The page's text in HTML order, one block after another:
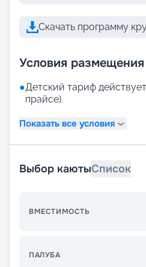
Скачать программу
Условия
●Детский тариф
прайсе).
Показать все условия
Выбор каютыСписок
ВМЕСТИМОСТЬ
ПАЛУБА